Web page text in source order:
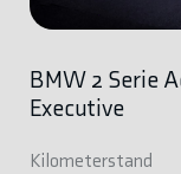
BMW 2 Serie
Executive
Kilometerstand